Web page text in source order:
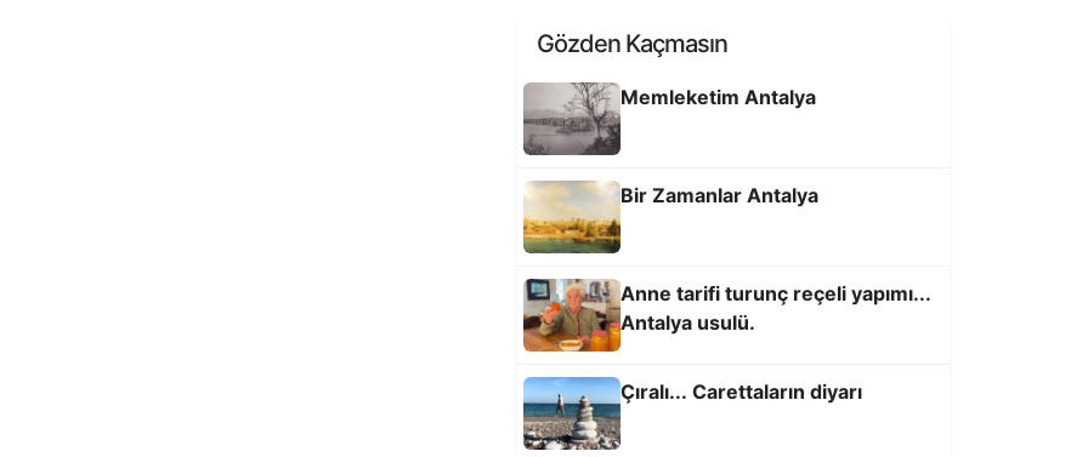
Gözden Kaçmasın
Memleketim Antalya
Bir Zamanlar Antalya
Anne tarifi turunç reçeli yapımı...
Antalya usulü.
Çıralı... Carettaların diyarı